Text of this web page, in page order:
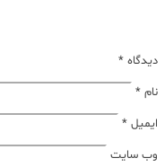
دیدگاه *
نام *
ایمیل *
وب‌ سایت